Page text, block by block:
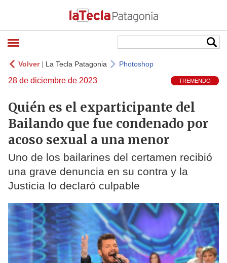
Volver| La Tecla Patagonia Photoshop
28 de diciembre de 2023 TREMENDO
Quién es el exparticipante del
Bailando que fue condenado por
acoso sexual a una menor
Uno de los bailarines del certamen recibió
una grave denuncia en su contra y la
Justicia lo declaró culpable